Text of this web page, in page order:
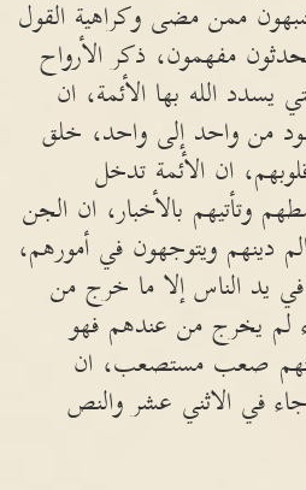
ممن مضى وكراهية القول
مفهمون، ذكر الأرواح
يسدد الله بها الأئمة، ان
من واحد إلى واحد، خلق
ان الأئمة تدخل
وتأتيهم بالأخبار، ان الجن
دينهم ويتوجهون في أمورهم،
يد الناس إلا ما خرج من
لم يخرج من عندهم فهو
صعب مستصعب، ان
في الاثني عشر والنص